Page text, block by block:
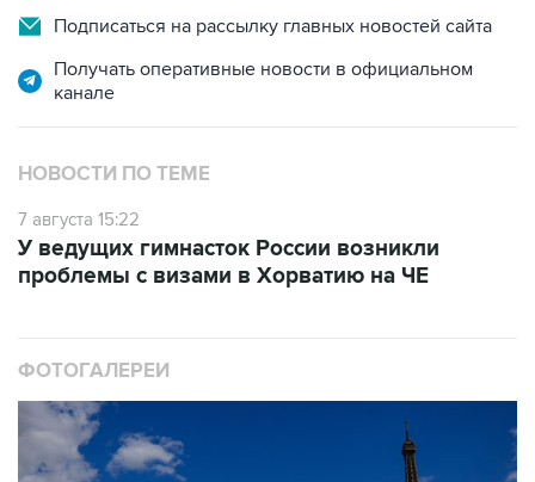
Подписаться на рассылку главных новостей сайта
Получать оперативные новости в официальном
канале
НОВОСТИ ПО ТЕМЕ
7 августа 15:22
У ведущих гимнасток России возникли
проблемы с визами в Хорватию на ЧЕ
ФОТОГАЛЕРЕИ